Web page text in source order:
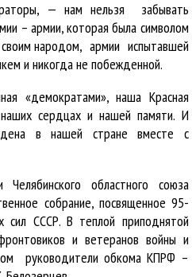
— нам нельзя забывать
– армии, которая была символом
своим народом, армии испытавшей
и никогда не побежденной.
«демократами», наша Красная
сердцах и нашей памяти. И
в нашей стране вместе с
областного союза
собрание, посвященное 95-
сил СССР. В теплой приподнятой
и ветеранов войны и
руководители обкома КПРФ –